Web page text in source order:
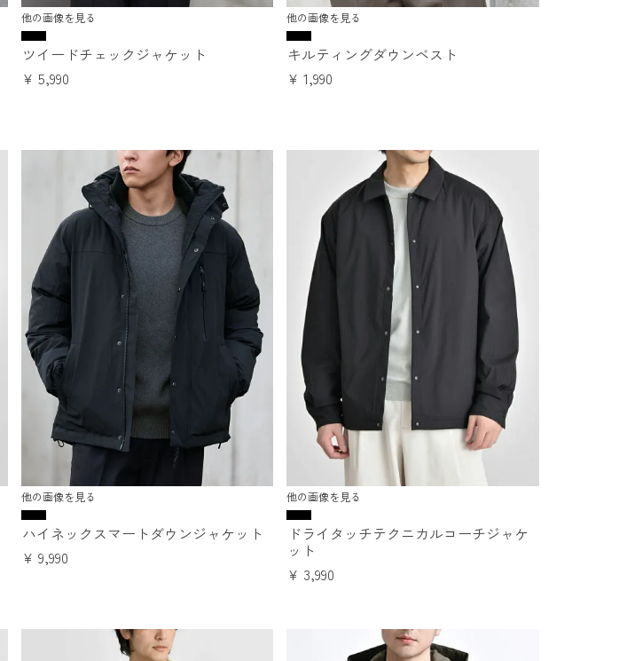
他の画像を見る
ツイードチェックジャケット
¥ 5,990
他の画像を見る
キルティングダウンベスト
¥ 1,990
他の画像を見る
ハイネックスマートダウンジャケット
¥ 9,990
他の画像を見る
ドライタッチテクニカルコーチジャケ
ット
¥ 3,990